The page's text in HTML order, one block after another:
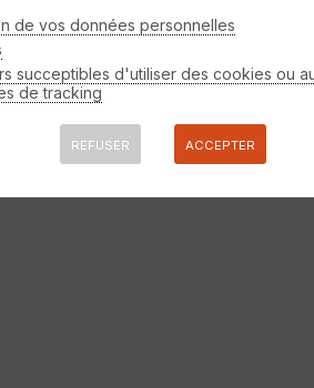
de vos données personnelles
succeptibles d'utiliser des cookies ou
de tracking
REFUSER ACCEPTER